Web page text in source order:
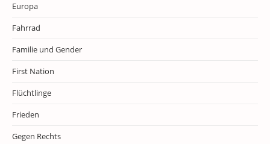
Europa
Fahrrad
Familie und Gender
First Nation
Flüchtlinge
Frieden
Gegen Rechts